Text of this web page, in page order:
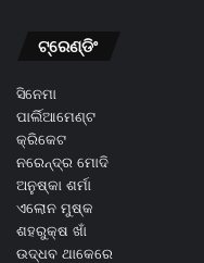
ଟ୍ରେଣ୍ଡିଂ
ସିନେମା
ପାର୍ଲିଆମେଣ୍ଟ
କ୍ରିକେଟ
ନରେନ୍ଦ୍ର ମୋଦି
ଅନୁଷ୍କା ଶର୍ମା
ଏଲୋନ ମୁଷ୍କ
ଶହରୁକ୍ଷ ଖାଁ
ଉଦ୍ଧବ ଥାକେରେ